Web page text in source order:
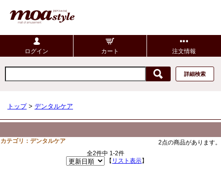
ログイン カート 注文情報
詳細検索
トップ> デンタルケア
カテゴリ：デンタルケア
2点の商品があります。
全2件中 1-2件
【 リスト表示】